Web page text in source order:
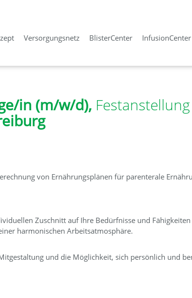
Versorgungsnetz BlisterCenter InfusionCenter
in (m/w/d), Festanstellung
von Ernährungsplänen für parenterale
Zuschnitt auf Ihre Bedürfnisse und Fähigkeiten
harmonischen Arbeitsatmosphäre.
und die Möglichkeit, sich persönlich und